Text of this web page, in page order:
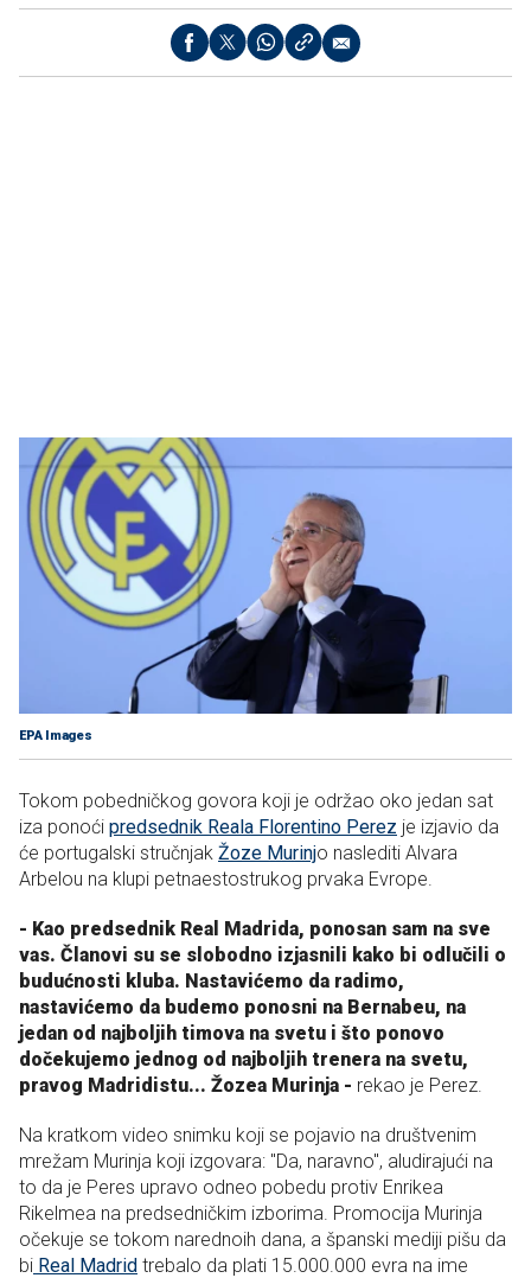
EPA Images
Tokom pobedničkog govora koji je održao oko jedan sat
iza ponoći predsednik Reala Florentino Perez je izjavio da
će portugalski stručnjak Žoze Murinjo naslediti Alvara
Arbelou na klupi petnaestostrukog prvaka Evrope.
- Kao predsednik Real Madrida, ponosan sam na sve
vas. Članovi su se slobodno izjasnili kako bi odlučili o
budućnosti kluba. Nastavićemo da radimo,
nastavićemo da budemo ponosni na Bernabeu, na
jedan od najboljih timova na svetu i što ponovo
dočekujemo jednog od najboljih trenera na svetu,
pravog Madridistu... Žozea Murinja - rekao je Perez.
Na kratkom video snimku koji se pojavio na društvenim
mrežam Murinja koji izgovara: "Da, naravno", aludirajući na
to da je Peres upravo odneo pobedu protiv Enrikea
Rikelmea na predsedničkim izborima. Promocija Murinja
očekuje se tokom narednoih dana, a španski mediji pišu da
bi Real Madrid trebalo da plati 15.000.000 evra na ime